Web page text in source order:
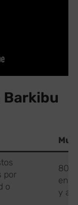
Barkibu
por
o
80%
y